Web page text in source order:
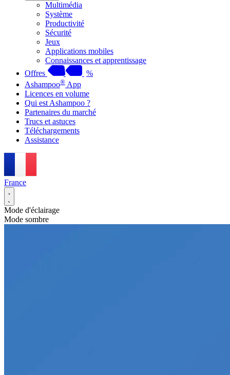
Multimédia
Système
Productivité
Sécurité
Jeux
Applications mobiles
Connaissances et apprentissage
Offres
%
Ashampoo® App
Licences en volume
Qui est Ashampoo ?
Partenaires du marché
Trucs et astuces
Téléchargements
Assistance
France
Mode d'éclairage
Mode sombre